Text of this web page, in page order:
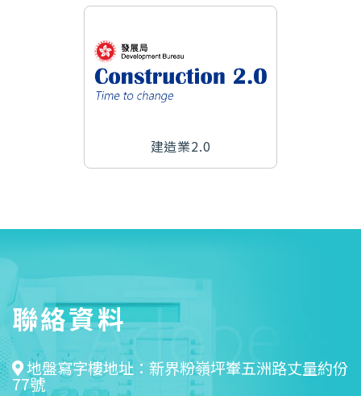
建造業2.0
聯絡資料
地盤寫字樓地址：新界粉嶺坪輋五洲路丈量約份
77號